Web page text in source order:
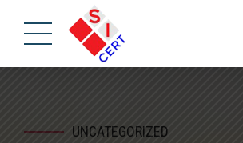
UNCATEGORIZED